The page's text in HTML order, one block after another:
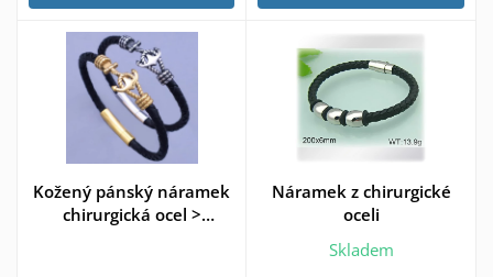
Kožený pánský náramek
chirurgická ocel >
Náramek z chirurgické
oceli
Skladem